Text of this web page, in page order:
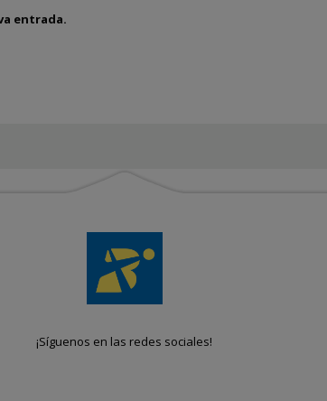
entrada.
¡Síguenos en las redes sociales!